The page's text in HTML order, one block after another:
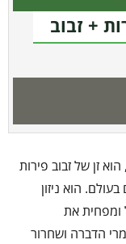
+ זבוב
זן של זבוב פירות
הוא ניזון
ומפחית את
הדברה ושחרור